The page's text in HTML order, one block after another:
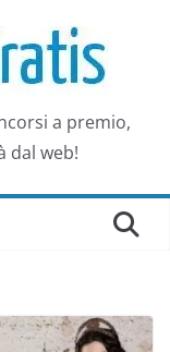
a premio,
dal web!